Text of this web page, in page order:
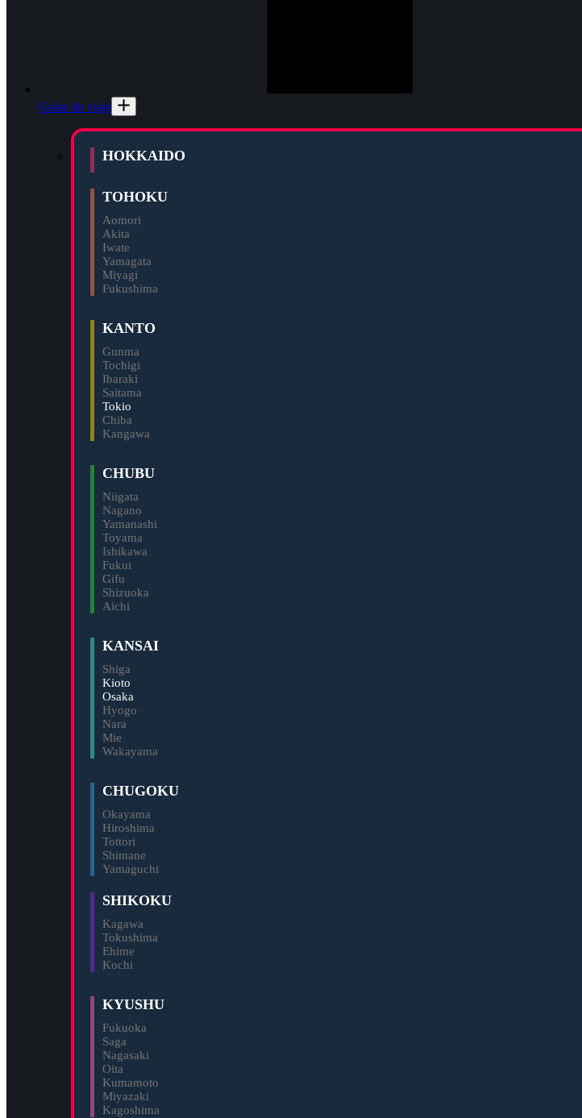
Guías de viaje
HOKKAIDO
TOHOKU
Aomori
Akita
Iwate
Yamagata
Miyagi
Fukushima
KANTO
Gunma
Tochigi
Ibaraki
Saitama
Tokio
Chiba
Kangawa
CHUBU
Niigata
Nagano
Yamanashi
Toyama
Ishikawa
Fukui
Gifu
Shizuoka
Aichi
KANSAI
Shiga
Kioto
Osaka
Hyogo
Nara
Mie
Wakayama
CHUGOKU
Okayama
Hiroshima
Tottori
Shimane
Yamaguchi
SHIKOKU
Kagawa
Tokushima
Ehime
Kochi
KYUSHU
Fukuoka
Saga
Nagasaki
Oita
Kumamoto
Miyazaki
Kagoshima